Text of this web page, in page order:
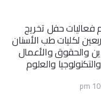
حفل تخريج
لكليات طب الأسنان
والحقوق والأعمال
والعلوم